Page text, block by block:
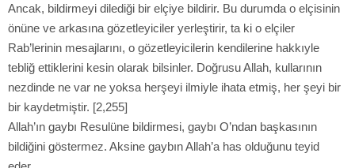
Ancak, bildirmeyi dilediği bir elçiye bildirir. Bu durumda o elçisinin
önüne ve arkasına gözetleyiciler yerleştirir, ta ki o elçiler
Rab’lerinin mesajlarını, o gözetleyicilerin kendilerine hakkıyle
tebliğ ettiklerini kesin olarak bilsinler. Doğrusu Allah, kullarının
nezdinde ne var ne yoksa herşeyi ilmiyle ihata etmiş, her şeyi bir
bir kaydetmiştir. [2,255]
Allah’ın gaybı Resulüne bildirmesi, gaybı O’ndan başkasının
bildiğini göstermez. Aksine gaybın Allah’a has olduğunu teyid